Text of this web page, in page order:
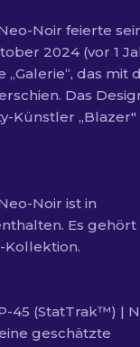
Noir feierte
2024 (vor 1
„Galerie“, das mit
Das
Künstler „Blazer"
Noir ist in
Es gehört
45 (StatTrak™) |
geschätzte